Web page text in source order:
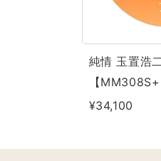
浩
二
【
純情 玉置浩
【
¥34,100